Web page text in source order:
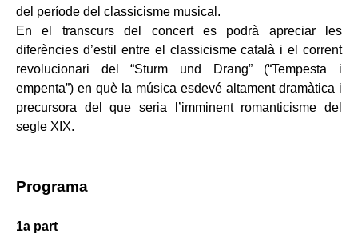
del període del classicisme musical.
En el transcurs del concert es podrà apreciar les
diferències d’estil entre el classicisme català i el corrent
revolucionari del “Sturm und Drang” (“Tempesta i
empenta”) en què la música esdevé altament dramàtica i
precursora del que seria l’imminent romanticisme del
segle XIX.
Programa
1a part